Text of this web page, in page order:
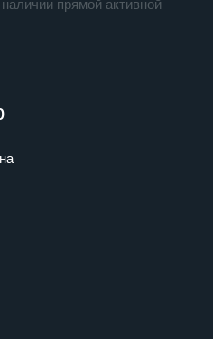
прямой активной